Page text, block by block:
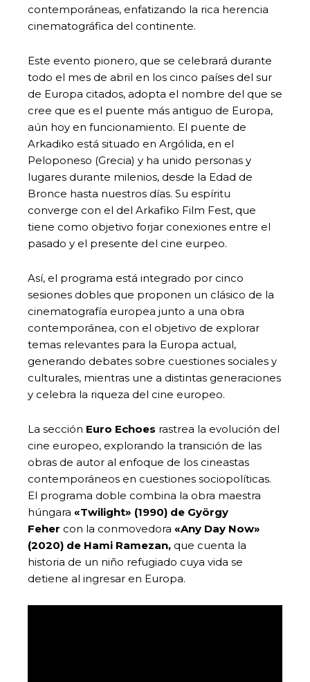
contemporáneas, enfatizando la rica herencia
cinematográfica del continente.
Este evento pionero, que se celebrará durante
todo el mes de abril en los cinco países del sur
de Europa citados, adopta el nombre del que se
cree que es el puente más antiguo de Europa,
aún hoy en funcionamiento. El puente de
Arkadiko está situado en Argólida, en el
Peloponeso (Grecia) y ha unido personas y
lugares durante milenios, desde la Edad de
Bronce hasta nuestros días. Su espíritu
converge con el del Arkafiko Film Fest, que
tiene como objetivo forjar conexiones entre el
pasado y el presente del cine eurpeo.
Así, el programa está integrado por cinco
sesiones dobles que proponen un clásico de la
cinematografía europea junto a una obra
contemporánea, con el objetivo de explorar
temas relevantes para la Europa actual,
generando debates sobre cuestiones sociales y
culturales, mientras une a distintas generaciones
y celebra la riqueza del cine europeo.
La sección Euro Echoes rastrea la evolución del
cine europeo, explorando la transición de las
obras de autor al enfoque de los cineastas
contemporáneos en cuestiones sociopolíticas.
El programa doble combina la obra maestra
húngara «Twilight» (1990) de György
Feher con la conmovedora «Any Day Now»
(2020) de Hami Ramezan, que cuenta la
historia de un niño refugiado cuya vida se
detiene al ingresar en Europa.